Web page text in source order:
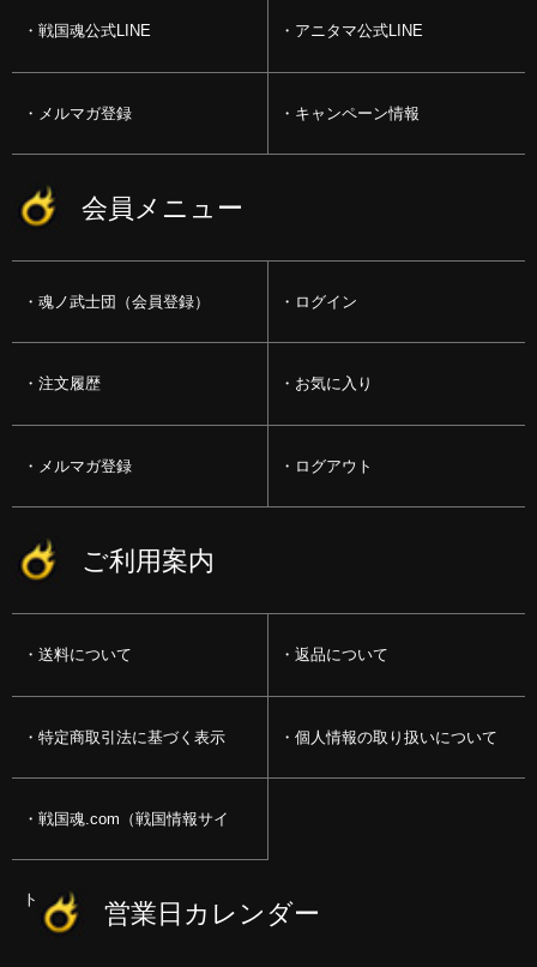
戦国魂公式LINE アニタマ公式LINE
メルマガ登録 キャンペーン情報
会員メニュー
魂ノ武士団（会員登録） ログイン
注文履歴 お気に入り
メルマガ登録 ログアウト
ご利用案内
送料について 返品について
特定商取引法に基づく表示 個人情報の取り扱いについて
戦国魂.com（戦国情報サイ
ト） 営業日カレンダー